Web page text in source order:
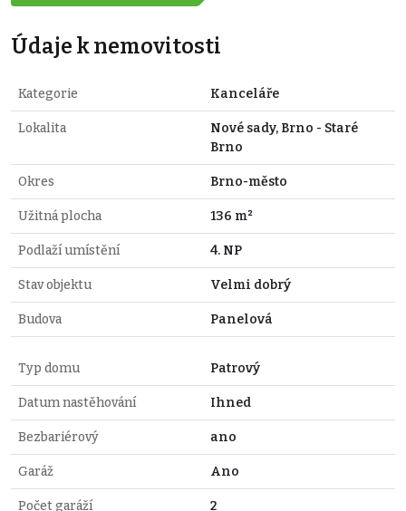
Údaje k nemovitosti
Kategorie Kanceláře
Lokalita
Nové sady, Brno - Staré
Brno
Okres Brno-město
Užitná plocha 136 m²
Podlaží umístění 4. NP
Stav objektu Velmi dobrý
Budova Panelová
Typ domu Patrový
Datum nastěhování Ihned
Bezbariérový ano
Garáž Ano
Počet garáží 2